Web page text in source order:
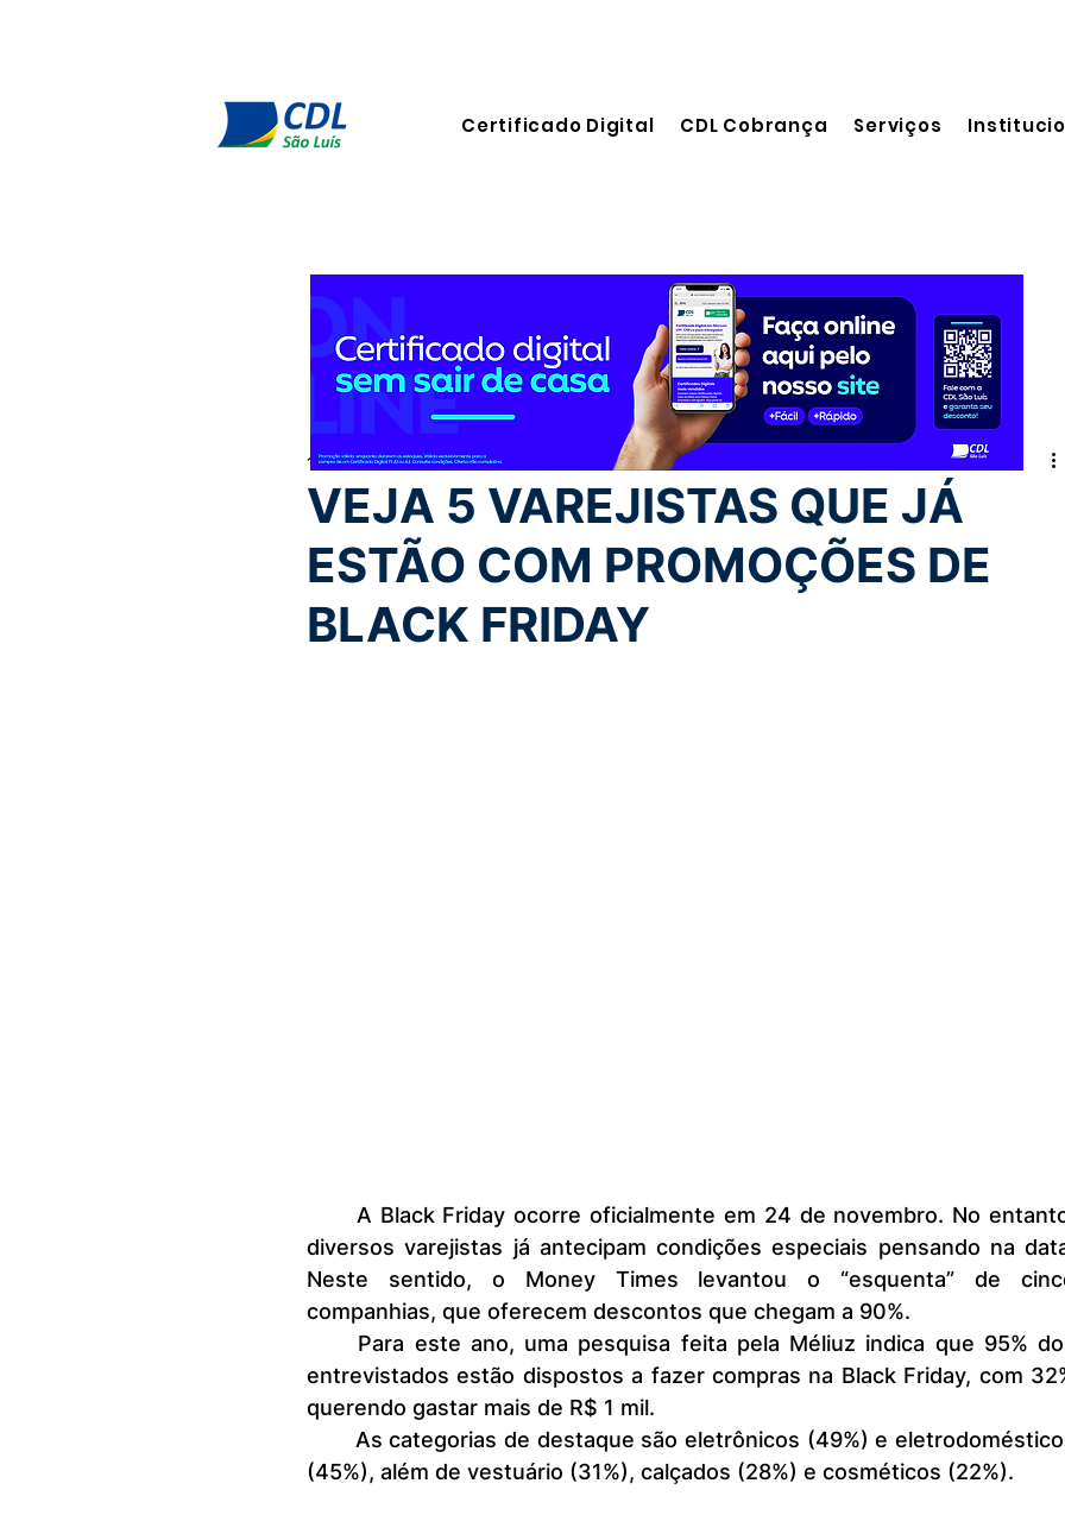
Certificado Digital CDL Cobrança Serviços
VEJA 5 VAREJISTAS QUE JÁ
ESTÃO COM PROMOÇÕES DE
BLACK FRIDAY
13 de nov. de 2023 2 min de leitura
diversos varejistas já antecipam condições especiais pensando na
Neste sentido, o Money Times levantou o “esquenta” de
companhias, que oferecem descontos que chegam a 90%.
entrevistados estão dispostos a fazer compras na Black Friday, com
querendo gastar mais de R$ 1 mil.
(45%), além de vestuário (31%), calçados (28%) e cosméticos (22%).